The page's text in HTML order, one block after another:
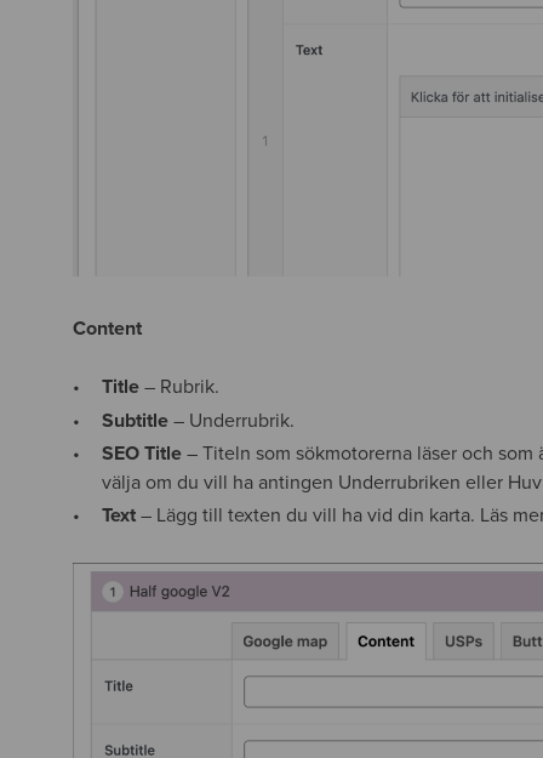
Content
Title – Rubrik.
Subtitle – Underrubrik.
SEO Title – Titeln som sökmotorerna läser och
välja om du vill ha antingen Underrubriken eller
Text – Lägg till texten du vill ha vid din karta. Läs